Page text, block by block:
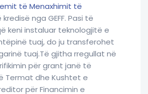
të Menaxhimit të
kredisë nga GEFF. Pasi të
keni instaluar teknologjitë e
tuaj, do ju transferohet
tuaj.Të gjitha rregullat në
për grant janë të
Termat dhe Kushtet e
për Financimin e